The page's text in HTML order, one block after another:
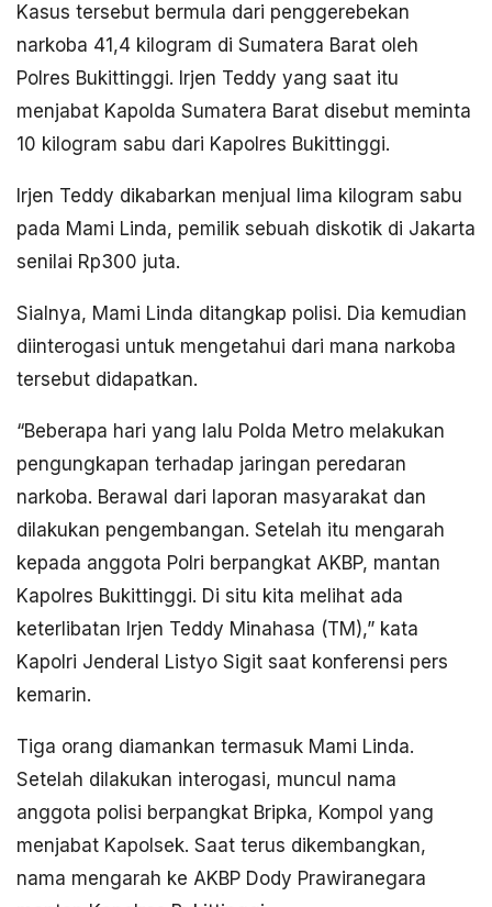
Kasus tersebut bermula dari penggerebekan
narkoba 41,4 kilogram di Sumatera Barat oleh
Polres Bukittinggi. Irjen Teddy yang saat itu
menjabat Kapolda Sumatera Barat disebut meminta
10 kilogram sabu dari Kapolres Bukittinggi.
Irjen Teddy dikabarkan menjual lima kilogram sabu
pada Mami Linda, pemilik sebuah diskotik di Jakarta
senilai Rp300 juta.
Sialnya, Mami Linda ditangkap polisi. Dia kemudian
diinterogasi untuk mengetahui dari mana narkoba
tersebut didapatkan.
“Beberapa hari yang lalu Polda Metro melakukan
pengungkapan terhadap jaringan peredaran
narkoba. Berawal dari laporan masyarakat dan
dilakukan pengembangan. Setelah itu mengarah
kepada anggota Polri berpangkat AKBP, mantan
Kapolres Bukittinggi. Di situ kita melihat ada
keterlibatan Irjen Teddy Minahasa (TM),” kata
Kapolri Jenderal Listyo Sigit saat konferensi pers
kemarin.
Tiga orang diamankan termasuk Mami Linda.
Setelah dilakukan interogasi, muncul nama
anggota polisi berpangkat Bripka, Kompol yang
menjabat Kapolsek. Saat terus dikembangkan,
nama mengarah ke AKBP Dody Prawiranegara